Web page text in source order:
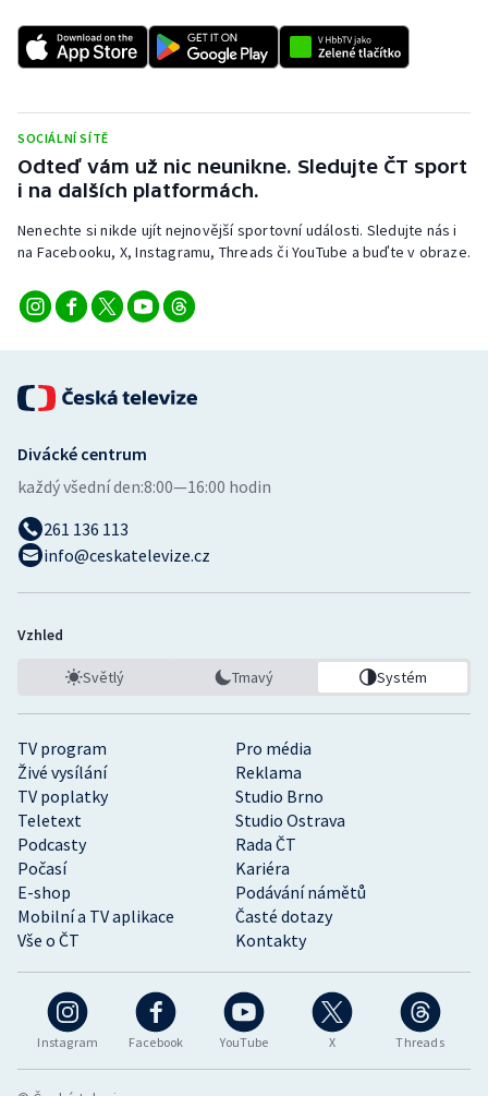
SOCIÁLNÍ SÍTĚ
Odteď vám už nic neunikne. Sledujte ČT sport
i na dalších platformách.
Nenechte si nikde ujít nejnovější sportovní události. Sledujte nás i
na Facebooku, X, Instagramu, Threads či YouTube a buďte v obraze.
Instagram Facebook YouTube X Threads
TV program
Pro média
Živé vysílání
Reklama
TV poplatky
Studio Brno
Teletext
Studio Ostrava
Podcasty
Rada ČT
Počasí
Kariéra
E-shop
Podávání námětů
Mobilní a TV aplikace
Časté dotazy
Vše o ČT
Kontakty
Divácké centrum
každý všední den:8:00—16:00 hodin
261 136 113
info@ceskatelevize.cz
Vzhled
Světlý Tmavý Systém